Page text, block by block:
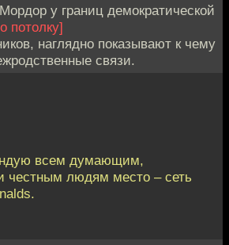
Мордор у границ демократической
потолку]
наглядно показывают к чему
связи.
всем думающим,
честным людям место – сеть